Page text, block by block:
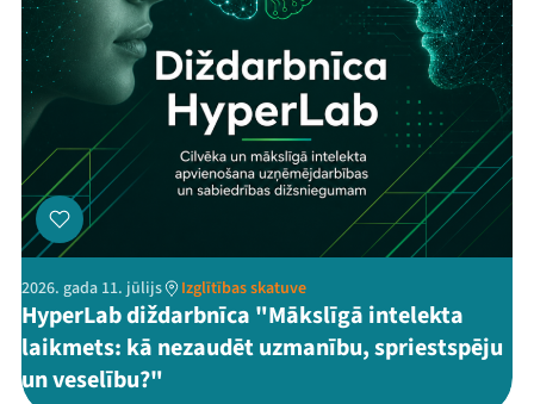
2026. gada 11. jūlijs Izglītības skatuve
HyperLab diždarbnīca "Mākslīgā intelekta
laikmets: kā nezaudēt uzmanību, spriestspēju
un veselību?"